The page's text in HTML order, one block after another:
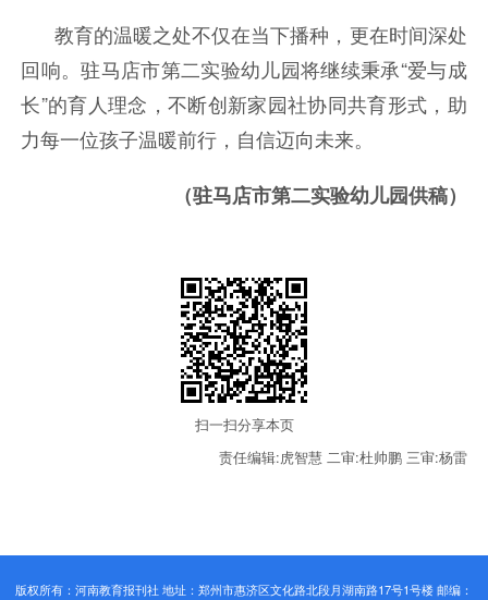
教育的温暖之处不仅在当下播种，更在时间深处
回响。驻马店市第二实验幼儿园将继续秉承“爱与成
长”的育人理念，不断创新家园社协同共育形式，助
力每一位孩子温暖前行，自信迈向未来。
（驻马店市第二实验幼儿园供稿）
扫一扫分享本页
责任编辑:虎智慧 二审:杜帅鹏 三审:杨雷
版权所有：河南教育报刊社 地址：郑州市惠济区文化路北段月湖南路17号1号楼 邮编：